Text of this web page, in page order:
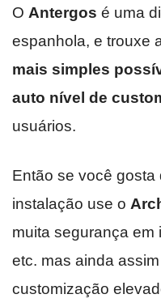
O Antergos é uma
espanhola, e trouxe
mais simples
auto nível de
usuários.
Então se você gosta
instalação use o
muita segurança em
etc. mas ainda
customização